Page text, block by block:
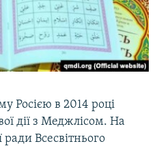
Росією в 2014 році
дії з Меджлісом. На
ради Всесвітнього